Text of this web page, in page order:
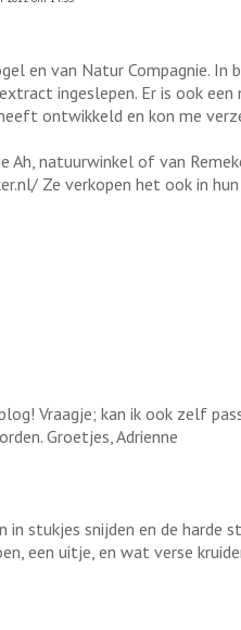
en van Natur Compagnie.
ingeslepen. Er is ook
ontwikkeld en kon me
Ah, natuurwinkel of van
Ze verkopen het ook in
Vraagje; kan ik ook zelf
Groetjes, Adrienne
in stukjes snijden en de
een uitje, en wat verse